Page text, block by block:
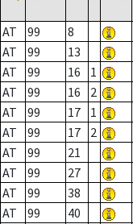
AT 99 8
AT
99 13
AT
99 16 1
AT
99 16 2
AT
99 17 1
AT
99 17 2
AT
99 21
AT
99 27
AT
99 38
AT
99 40